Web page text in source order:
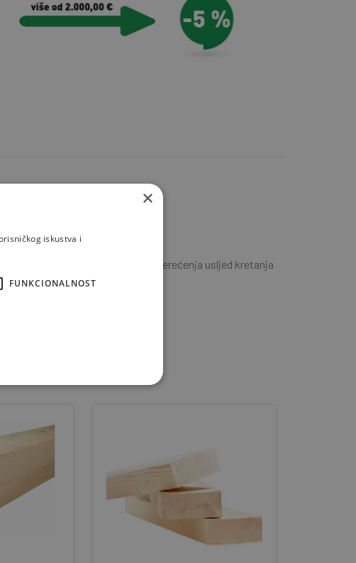
prisutna visoka mehanička opterećenja usljed kretanja
×
iskustva i
FUNKCIONALNOST